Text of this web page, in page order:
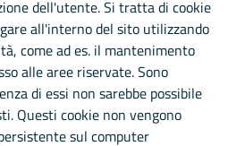
dell'utente. Si tratta di cookie
all'interno del sito utilizzando
come ad es. il mantenimento
alle aree riservate. Sono
di essi non sarebbe possibile
Questi cookie non vengono
sul computer